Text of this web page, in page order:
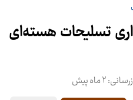
تسلیحات هسته‌ای
2 ماه پیش